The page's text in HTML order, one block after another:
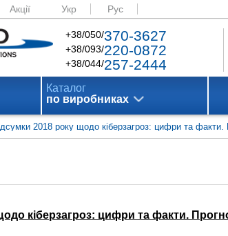
Акції Укр Рус
+38/050/370-3627
+38/093/220-0872
+38/044/257-2444
Каталог
по виробниках
2018 року щодо кіберзагроз: цифри та факти.
кіберзагроз: цифри та факти.